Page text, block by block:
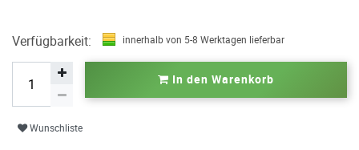
Verfügbarkeit: innerhalb von 5-8 Werktagen lieferbar
In den Warenkorb
Wunschliste